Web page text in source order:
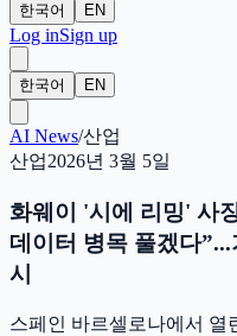
한국어
EN
Log inSign up
한국어 EN
AI News/산업
산업2026년 3월 5일
화웨이 '시에 리밍' 사
데이터 병목 풀겠다”...
시
스페인 바르셀로나에서 열